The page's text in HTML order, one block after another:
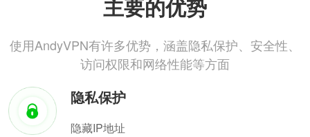
主要的优势
使用AndyVPN有许多优势，涵盖隐私保护、安全性、
访问权限和网络性能等方面
隐私保护
隐藏IP地址